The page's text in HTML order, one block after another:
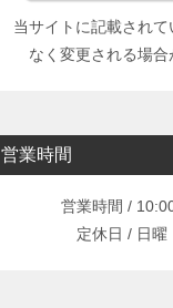
当サイトに記載され
なく変更される場
営業時間
営業時間 /
定休日 / 日曜